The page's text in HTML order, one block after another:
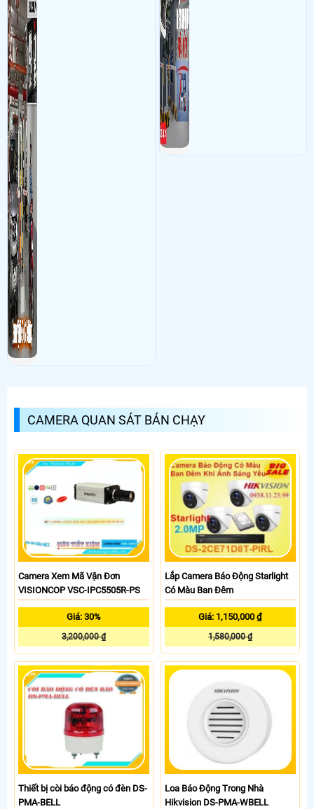
CAMERA QUAN SÁT BÁN CHẠY
Camera Xem Mã Vận Đơn
VISIONCOP VSC-IPC5505R-PS
Giá: 30%
3,200,000 ₫
Lắp Camera Báo Động Starlight
Có Màu Ban Đêm
Giá: 1,150,000 ₫
1,580,000 ₫
Thiết bị còi báo động có đèn DS-
PMA-BELL
Loa Báo Động Trong Nhà
Hikvision DS-PMA-WBELL